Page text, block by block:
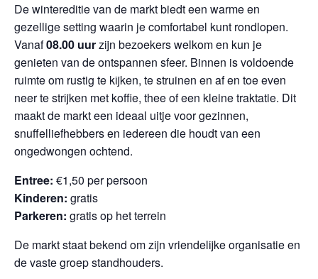
De wintereditie van de markt biedt een warme en
gezellige setting waarin je comfortabel kunt rondlopen.
Vanaf08.00 uurzijn bezoekers welkom en kun je
genieten van de ontspannen sfeer. Binnen is voldoende
ruimte om rustig te kijken, te struinen en af en toe even
neer te strijken met koffie, thee of een kleine traktatie. Dit
maakt de markt een ideaal uitje voor gezinnen,
snuffelliefhebbers en iedereen die houdt van een
ongedwongen ochtend.
Entree: €1,50 per persoon
Kinderen: gratis
Parkeren: gratis op het terrein
De markt staat bekend om zijn vriendelijke organisatie en
de vaste groep standhouders.